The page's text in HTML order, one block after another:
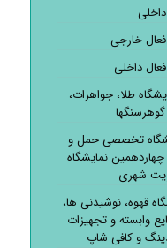
خارجی
داخلی
طلا، جواهرات،
گوهرسنگها
تخصصی حمل و
نمایشگاه
شهری
قهوه، نوشیدنی ها،
وابسته و تجهیزات
و کافی شاپ